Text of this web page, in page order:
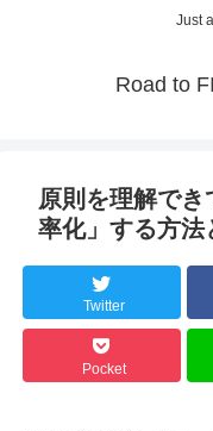
Just
Road to
原則を理解で
率化」する方法
Twitter
Pocket